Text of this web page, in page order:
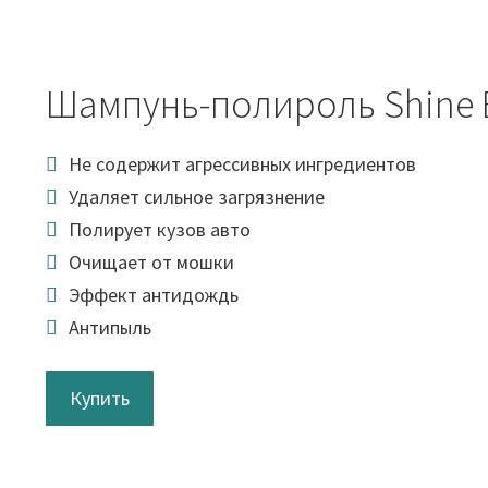
Шампунь-полироль Shine
Не содержит агрессивных ингредиентов
Удаляет сильное загрязнение
Полирует кузов авто
Очищает от мошки
Эффект антидождь
Антипыль
Купить